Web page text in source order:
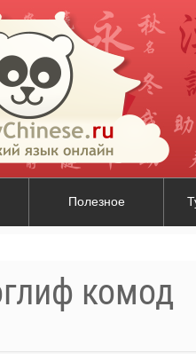
Полезное
комод